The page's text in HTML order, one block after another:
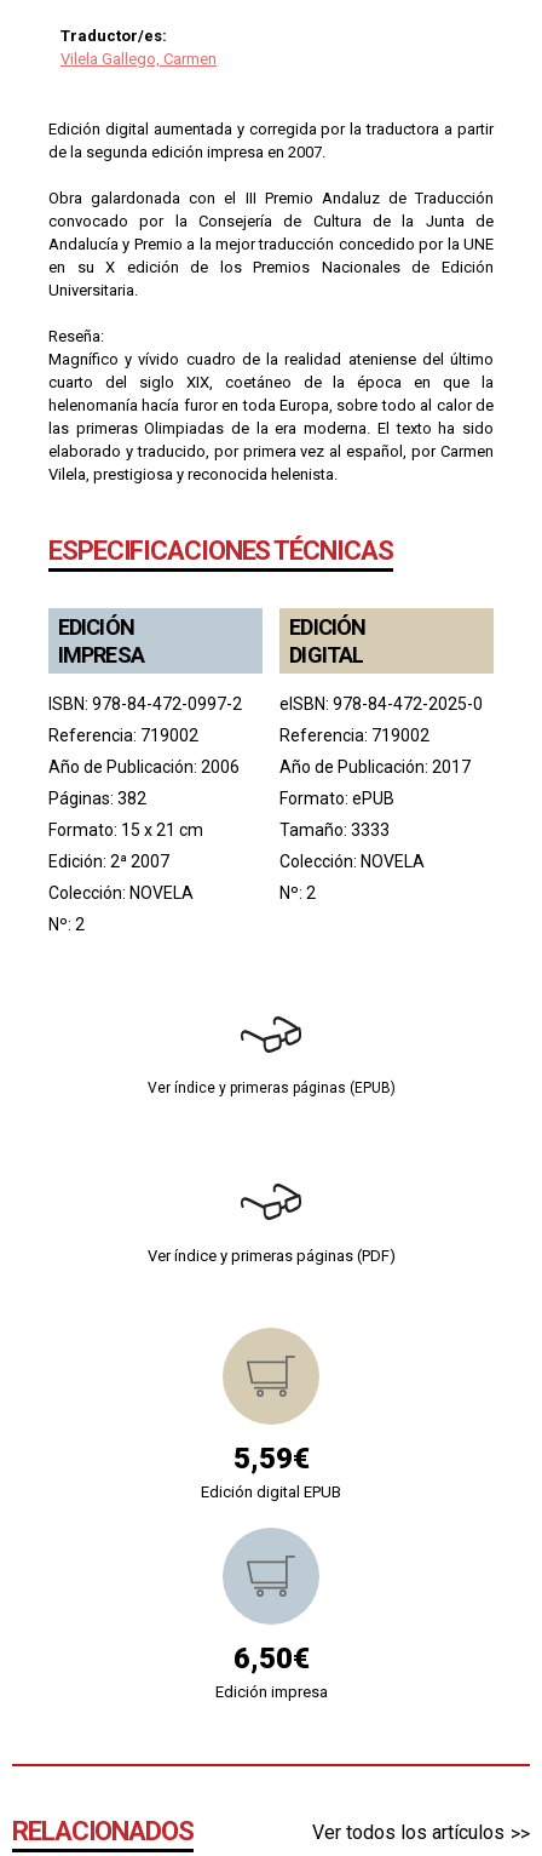
Traductor/es:
Vilela Gallego, Carmen
Edición digital aumentada y corregida por la traductora a partir
de la segunda edición impresa en 2007.
Obra galardonada con el III Premio Andaluz de Traducción
convocado por la Consejería de Cultura de la Junta de
Andalucía y Premio a la mejor traducción concedido por la UNE
en su X edición de los Premios Nacionales de Edición
Universitaria.
Reseña:
Magnífico y vívido cuadro de la realidad ateniense del último
cuarto del siglo XIX, coetáneo de la época en que la
helenomanía hacía furor en toda Europa, sobre todo al calor de
las primeras Olimpiadas de la era moderna. El texto ha sido
elaborado y traducido, por primera vez al español, por Carmen
Vilela, prestigiosa y reconocida helenista.
ESPECIFICACIONES TÉCNICAS
EDICIÓN
IMPRESA
ISBN: 978-84-472-0997-2
Referencia: 719002
Año de Publicación: 2006
Páginas: 382
Formato: 15 x 21 cm
Edición: 2ª 2007
Colección: NOVELA
Nº: 2
EDICIÓN
DIGITAL
eISBN: 978-84-472-2025-0
Referencia: 719002
Año de Publicación: 2017
Formato: ePUB
Tamaño: 3333
Colección: NOVELA
Nº: 2
Ver índice y primeras páginas (EPUB)
Ver índice y primeras páginas (PDF)
5,59€
Edición digital EPUB
6,50€
Edición impresa
RELACIONADOS Ver todos los artículos